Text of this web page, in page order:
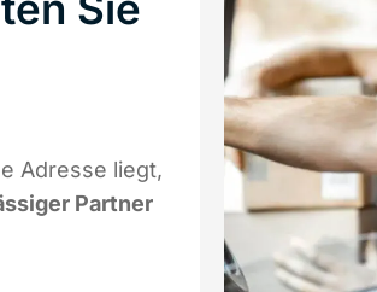
Adresse liegt,
Partner